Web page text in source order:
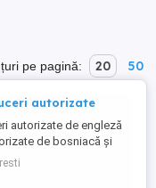
pe pagină: 20 50
autorizate
autorizate de engleză
de bosniacă și
baza legii